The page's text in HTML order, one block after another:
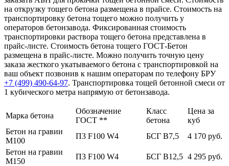
на открузку тощего бетона размещена в прайсе. Стоимость на
транспортировку бетона тощего можно получить у
операторов бетонзавода. Фиксированная стоимость
транспортировки раствора тощего бетона представлена в
прайс-листе. Стоимость бетона тощего ГОСТ-Бетон
размещена в прайс-листе. Можно получить точную цену
заказа жесткого укатываемого бетона с транспортировкой на
ваш объект позвонив к нашим операторам по телефону БРУ
+7 (499) 490-64-97. Транспортировка тощей бетонной смеси от
1 кубического метра напрямую от бетонзавода.
Марка бетона
Обозначение
ГОСТ **
Класс
бетона
Цена за
куб
Бетон на гравии
М100
П3 F100 W4 БСГ В7,5
4 170 руб.
Бетон на гравии
М150
П3 F100 W4 БСГ В12,5 4 295 руб.